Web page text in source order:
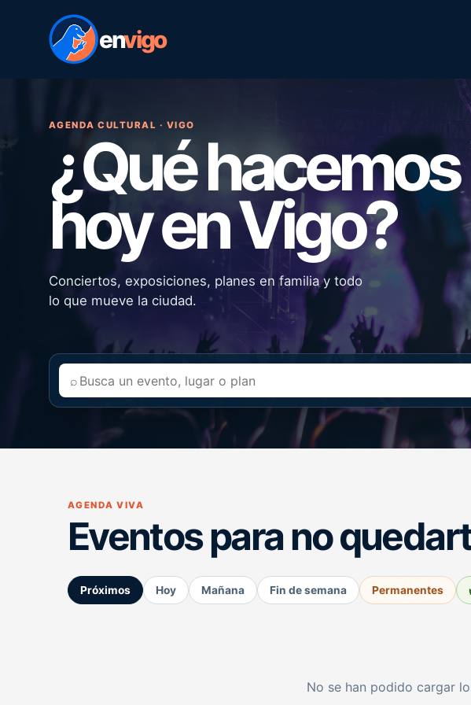
envigo
AGENDA CULTURAL · VIGO
¿Qué hacemos
hoy en Vigo?
Conciertos, exposiciones, planes en familia y todo
lo que mueve la ciudad.
⌕
AGENDA VIVA
Eventos para no
Próximos Hoy Mañana Fin de semana Permanentes
No se han podido cargar